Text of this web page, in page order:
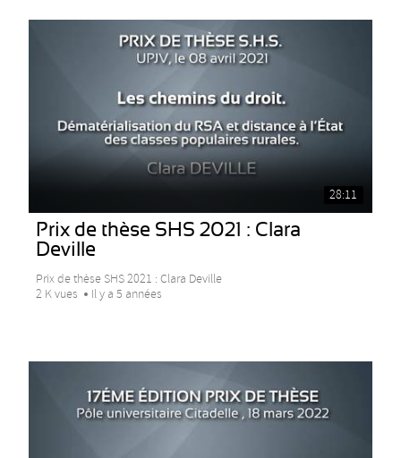
28:11
Prix de thèse SHS 2021 : Clara
Deville
Prix de thèse SHS 2021 : Clara Deville
2 K vues
Il y a 5 années